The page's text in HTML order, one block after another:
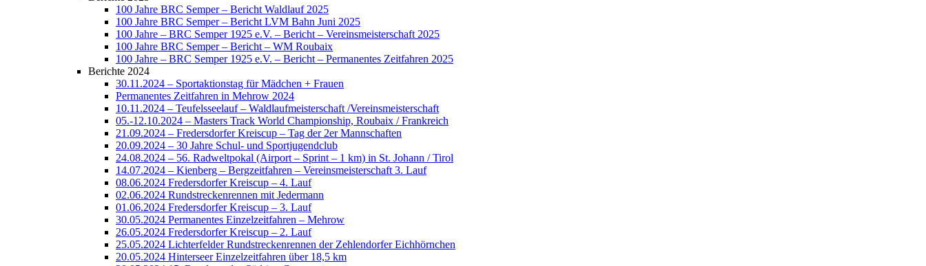
100 Jahre BRC Semper – Bericht Waldlauf 2025
100 Jahre BRC Semper – Bericht LVM Bahn Juni 2025
100 Jahre – BRC Semper 1925 e.V. – Bericht – Vereinsmeisterschaft 2025
100 Jahre BRC Semper – Bericht – WM Roubaix
100 Jahre – BRC Semper 1925 e.V. – Bericht – Permanentes Zeitfahren 2025
Berichte 2024
30.11.2024 – Sportaktionstag für Mädchen + Frauen
Permanentes Zeitfahren in Mehrow 2024
10.11.2024 – Teufelsseelauf – Waldlaufmeisterschaft /Vereinsmeisterschaft
05.-12.10.2024 – Masters Track World Championship, Roubaix / Frankreich
21.09.2024 – Fredersdorfer Kreiscup – Tag der 2er Mannschaften
20.09.2024 – 30 Jahre Schul- und Sportjugendclub
24.08.2024 – 56. Radweltpokal (Airport – Sprint – 1 km) in St. Johann / Tirol
14.07.2024 – Kienberg – Bergzeitfahren – Vereinsmeisterschaft 3. Lauf
08.06.2024 Fredersdorfer Kreiscup – 4. Lauf
02.06.2024 Rundstreckenrennen mit Jedermann
01.06.2024 Fredersdorfer Kreiscup – 3. Lauf
30.05.2024 Permanentes Einzelzeitfahren – Mehrow
26.05.2024 Fredersdorfer Kreiscup – 2. Lauf
25.05.2024 Lichterfelder Rundstreckenrennen der Zehlendorfer Eichhörnchen
20.05.2024 Hinterseer Einzelzeitfahren über 18,5 km